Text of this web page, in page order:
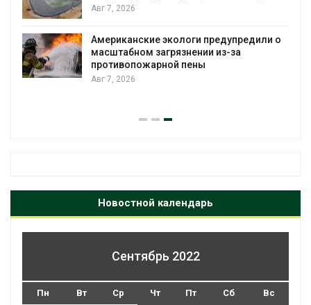
Авг 7, 2026
Американские экологи предупредили о
масштабном загрязнении из-за
противопожарной пены
Авг 7, 2026
Новостной календарь
Сентябрь 2022
Пн Вт Ср Чт Пт Сб Вс